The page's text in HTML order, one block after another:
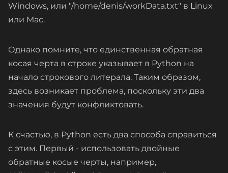
Windows, или "/home/denis/workData.txt" в Linux
или Mac.
Однако помните, что единственная обратная
косая черта в строке указывает в Python на
начало строкового литерала. Таким образом,
здесь возникает проблема, поскольку эти два
значения будут конфликтовать.
К счастью, в Python есть два способа справиться
с этим. Первый - использовать двойные
обратные косые черты, например,